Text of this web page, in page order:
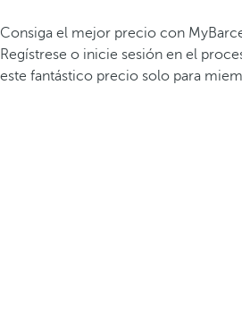
Consiga el mejor precio con
Regístrese o inicie sesión en el
este fantástico precio solo para